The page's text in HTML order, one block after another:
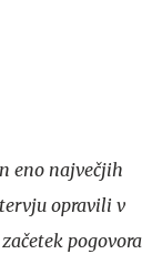
eno največjih
opravili v
pogovora